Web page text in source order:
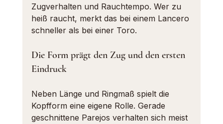
Zugverhalten und Rauchtempo. Wer zu
heiß raucht, merkt das bei einem Lancero
schneller als bei einer Toro.
Die Form prägt den Zug und den ersten
Eindruck
Neben Länge und Ringmaß spielt die
Kopfform eine eigene Rolle. Gerade
geschnittene Parejos verhalten sich meist